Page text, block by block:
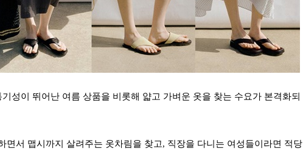
기성이 뛰어난 여름 상품을 비롯해 얇고 가벼운 옷을 찾는 수요가 본격화되
면서 맵시까지 살려주는 옷차림을 찾고, 직장을 다니는 여성들이라면 적당